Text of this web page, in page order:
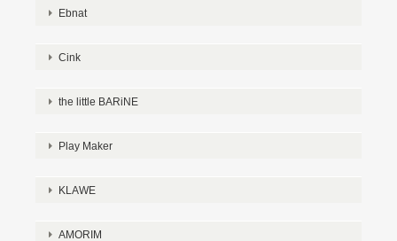
Ebnat
Cink
the little BARiNE
Play Maker
KLAWE
AMORIM